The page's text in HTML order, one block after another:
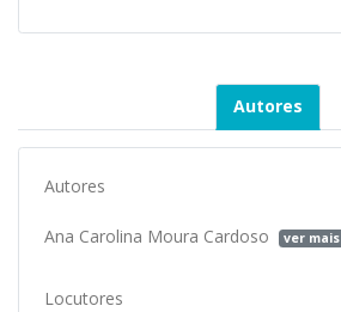
Autores
Autores
Ana Carolina Moura Cardoso ver mais
Locutores